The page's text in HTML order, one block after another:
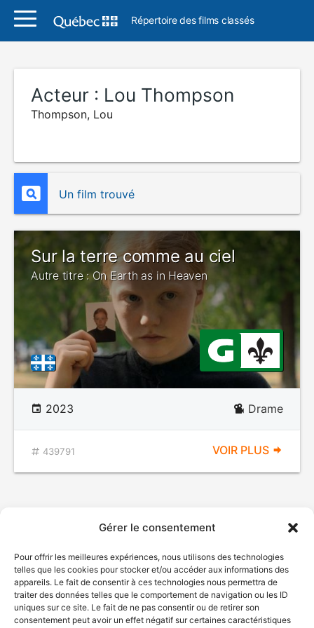
Gérer le consentement
Pour offrir les meilleures expériences, nous utilisons des technologies
telles que les cookies pour stocker et/ou accéder aux informations des
appareils. Le fait de consentir à ces technologies nous permettra de
traiter des données telles que le comportement de navigation ou les ID
uniques sur ce site. Le fait de ne pas consentir ou de retirer son
consentement peut avoir un effet négatif sur certaines caractéristiques
Répertoire des films classés
Acteur : Lou Thompson
Thompson, Lou
Un film trouvé
Sur la terre comme au ciel
Autre titre : On Earth as in Heaven
2023 Drame
439791 VOIR PLUS